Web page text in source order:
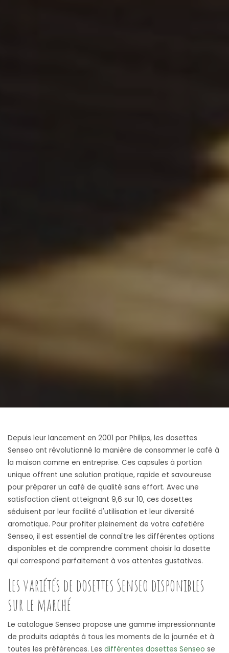
Depuis leur lancement en 2001 par Philips, les dosettes
Senseo ont révolutionné la manière de consommer le café à
la maison comme en entreprise. Ces capsules à portion
unique offrent une solution pratique, rapide et savoureuse
pour préparer un café de qualité sans effort. Avec une
satisfaction client atteignant 9,6 sur 10, ces dosettes
séduisent par leur facilité d'utilisation et leur diversité
aromatique. Pour profiter pleinement de votre cafetière
Senseo, il est essentiel de connaître les différentes options
disponibles et de comprendre comment choisir la dosette
qui correspond parfaitement à vos attentes gustatives.
Les variétés de dosettes Senseo disponibles
sur le marché
Le catalogue Senseo propose une gamme impressionnante
de produits adaptés à tous les moments de la journée et à
toutes les préférences. Les différentes dosettes Senseo se